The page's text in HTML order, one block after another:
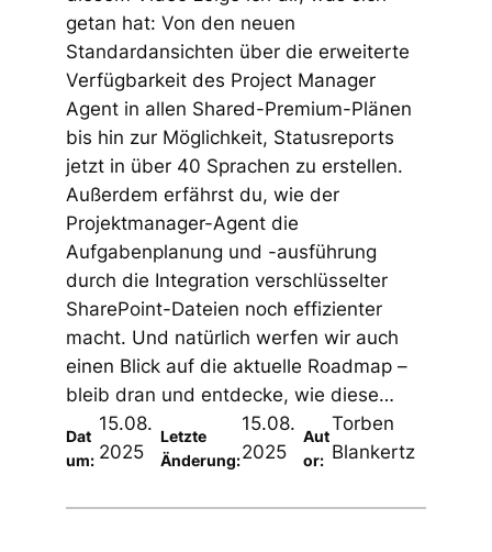
getan hat: Von den neuen
Standardansichten über die erweiterte
Verfügbarkeit des Project Manager
Agent in allen Shared-Premium-Plänen
bis hin zur Möglichkeit, Statusreports
jetzt in über 40 Sprachen zu erstellen.
Außerdem erfährst du, wie der
Projektmanager-Agent die
Aufgabenplanung und -ausführung
durch die Integration verschlüsselter
SharePoint-Dateien noch effizienter
macht. Und natürlich werfen wir auch
einen Blick auf die aktuelle Roadmap –
bleib dran und entdecke, wie diese…
Dat
um:
15.08.
2025
Letzte
Änderung:
15.08.
2025
Aut
or:
Torben
Blankertz